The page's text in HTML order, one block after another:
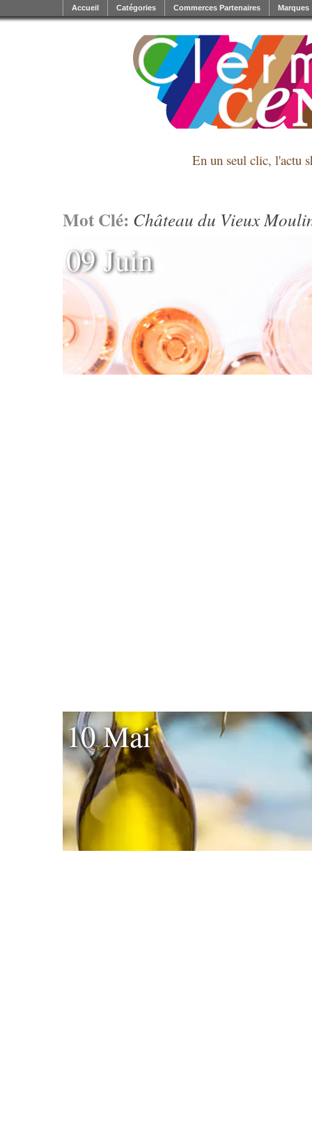
En un seul clic, l'actu
Accueil Catégories Commerces Partenaires Marques
Mot Clé: Château du Vieux
09 Juin
10 Mai